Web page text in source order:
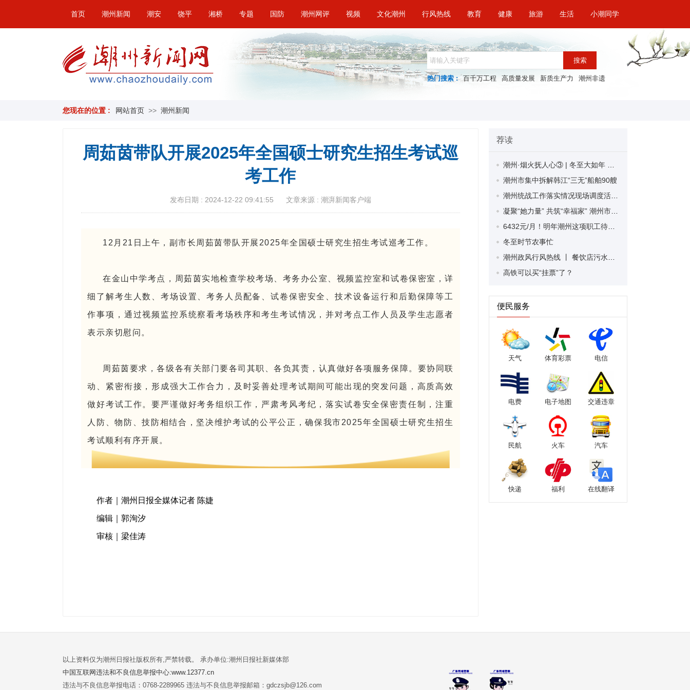
首页 潮州新闻 潮安 饶平 湘桥 专题 国防 潮州网评 视频 文化潮州 行风热线 教育 健康 旅游 生活 小潮同学
搜索
热门搜索 : 百千万工程 高质量发展 新质生产力 潮州非遗
您现在的位置 : 网站首页 >> 潮州新闻
周茹茵带队开展2025年全国硕士研究生招生考试巡
考工作
发布日期 : 2024-12-22 09:41:55 文章来源 : 潮湃新闻客户端
12月21日上午，副市长周茹茵带队开展2025年全国硕士研究生招生考试巡考工作。
在金山中学考点，周茹茵实地检查学校考场、考务办公室、视频监控室和试卷保密室，详
细了解考生人数、考场设置、考务人员配备、试卷保密安全、技术设备运行和后勤保障等工
作事项，通过视频监控系统察看考场秩序和考生考试情况，并对考点工作人员及学生志愿者
表示亲切慰问。
周茹茵要求，各级各有关部门要各司其职、各负其责，认真做好各项服务保障。要协同联
动、紧密衔接，形成强大工作合力，及时妥善处理考试期间可能出现的突发问题，高质高效
做好考试工作。要严谨做好考务组织工作，严肃考风考纪，落实试卷安全保密责任制，注重
人防、物防、技防相结合，坚决维护考试的公平公正，确保我市2025年全国硕士研究生招生
考试顺利有序开展。
作者｜潮州日报全媒体记者 陈婕
编辑｜郭洵汐
审核｜梁佳涛
荐读
潮州市集中拆解韩江“三无”船舶90艘
冬至时节农事忙
高铁可以买“挂票”了？
便民服务
天气 体育彩票 电信
电费 电子地图 交通违章
民航 火车 汽车
快递 福利 在线翻译
以上资料仅为潮州日报社版权所有,严禁转载。 承办单位:潮州日报社新媒体部
中国互联网违法和不良信息举报中心:www.12377.cn
违法与不良信息举报电话：0768-2289965 违法与不良信息举报邮箱：gdczsjb@126.com